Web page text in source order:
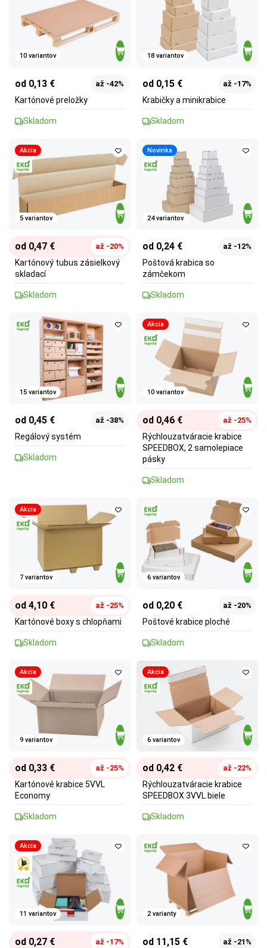
10 variantov
od 0,13 € až -42%
Kartónové preložky
Skladom
18 variantov
od 0,15 € až -17%
Krabičky a minikrabice
Skladom
Akcia
5 variantov
od 0,47 € až -20%
Kartónový tubus zásielkový
skladací
Skladom
Novinka
24 variantov
od 0,24 € až -12%
Poštová krabica so
zámčekom
Skladom
15 variantov
od 0,45 € až -38%
Regálový systém
Skladom
Akcia
10 variantov
od 0,46 € až -25%
Rýchlouzatváracie krabice
SPEEDBOX, 2 samolepiace
pásky
Skladom
Akcia
7 variantov
od 4,10 € až -25%
Kartónové boxy s chlopňami
Skladom
6 variantov
od 0,20 € až -20%
Poštové krabice ploché
Skladom
Akcia
9 variantov
od 0,33 € až -25%
Kartónové krabice 5VVL
Economy
Skladom
Akcia
6 variantov
od 0,42 € až -22%
Rýchlouzatváracie krabice
SPEEDBOX 3VVL biele
Skladom
Akcia
11 variantov
od 0,27 € až -17%
2 varianty
od 11,15 € až -21%